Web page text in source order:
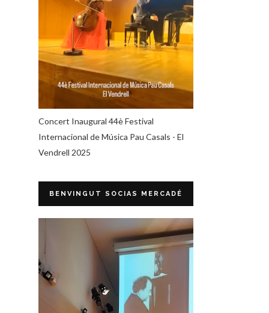
Concert Inaugural 44è Festival
Internacional de Música Pau Casals - El
Vendrell 2025
BENVINGUT SOCIAS MERCADÉ